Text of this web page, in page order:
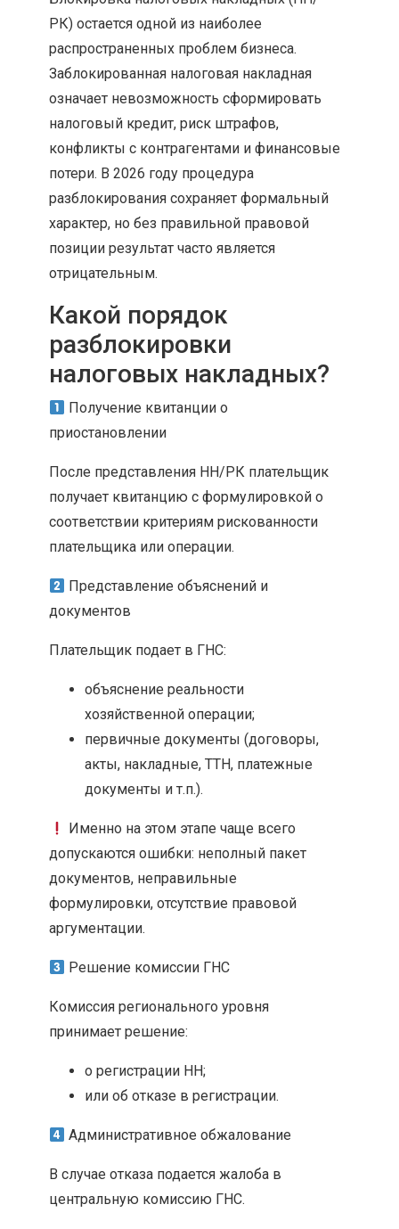
РК) остается одной из наиболее
распространенных проблем бизнеса.
Заблокированная налоговая накладная
означает невозможность сформировать
налоговый кредит, риск штрафов,
конфликты с контрагентами и финансовые
потери. В 2026 году процедура
разблокирования сохраняет формальный
характер, но без правильной правовой
позиции результат часто является
отрицательным.
Какой порядок
разблокировки
налоговых накладных?
Получение квитанции о
приостановлении
После представления НН/РК плательщик
получает квитанцию ​​с формулировкой о
соответствии критериям рискованности
плательщика или операции.
Представление объяснений и
документов
Плательщик подает в ГНС:
объяснение реальности
хозяйственной операции;
первичные документы (договоры,
акты, накладные, ТТН, платежные
документы и т.п.).
Именно на этом этапе чаще всего
допускаются ошибки: неполный пакет
документов, неправильные
формулировки, отсутствие правовой
аргументации.
Решение комиссии ГНС
Комиссия регионального уровня
принимает решение:
о регистрации НН;
или об отказе в регистрации.
Административное обжалование
В случае отказа подается жалоба в
центральную комиссию ГНС.